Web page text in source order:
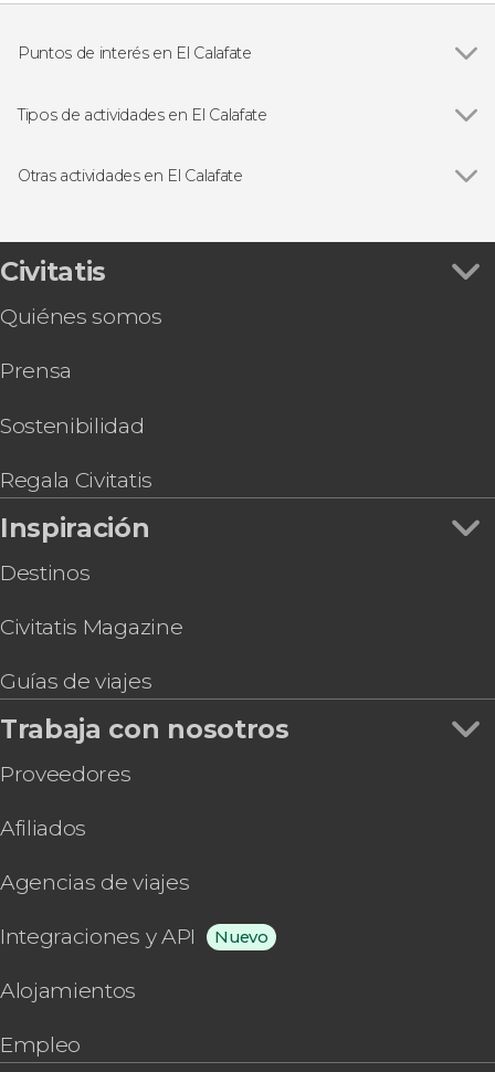
Puntos de interés en El Calafate
Glaciar Perito Moreno
Tipos de actividades en El Calafate
Senderismo / Trekking
Otras actividades en El Calafate
Entrada al Glaciarium
Entrada a un Ice Bar
Tour en kayak por el glaciar Perito Moreno
Tour en buggy por el cerro Huyliche
Tour privado en bicicleta por la estancia 25 de
Paseo en avioneta por el Parque Nacional de los
Glaciares
Civitatis
Quiénes somos
Prensa
Sostenibilidad
Regala Civitatis
Inspiración
Destinos
Civitatis Magazine
Guías de viajes
Trabaja con nosotros
Proveedores
Afiliados
Agencias de viajes
Integraciones y API Nuevo
Alojamientos
Empleo